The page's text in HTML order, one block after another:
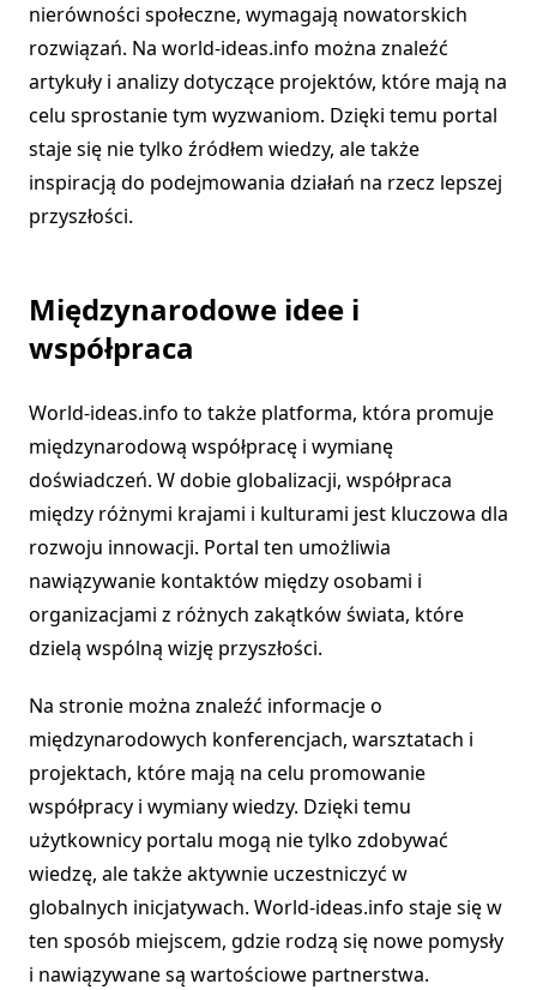
nierówności społeczne, wymagają nowatorskich
rozwiązań. Na world-ideas.info można znaleźć
artykuły i analizy dotyczące projektów, które mają na
celu sprostanie tym wyzwaniom. Dzięki temu portal
staje się nie tylko źródłem wiedzy, ale także
inspiracją do podejmowania działań na rzecz lepszej
przyszłości.
Międzynarodowe idee i
współpraca
World-ideas.info to także platforma, która promuje
międzynarodową współpracę i wymianę
doświadczeń. W dobie globalizacji, współpraca
między różnymi krajami i kulturami jest kluczowa dla
rozwoju innowacji. Portal ten umożliwia
nawiązywanie kontaktów między osobami i
organizacjami z różnych zakątków świata, które
dzielą wspólną wizję przyszłości.
Na stronie można znaleźć informacje o
międzynarodowych konferencjach, warsztatach i
projektach, które mają na celu promowanie
współpracy i wymiany wiedzy. Dzięki temu
użytkownicy portalu mogą nie tylko zdobywać
wiedzę, ale także aktywnie uczestniczyć w
globalnych inicjatywach. World-ideas.info staje się w
ten sposób miejscem, gdzie rodzą się nowe pomysły
i nawiązywane są wartościowe partnerstwa.